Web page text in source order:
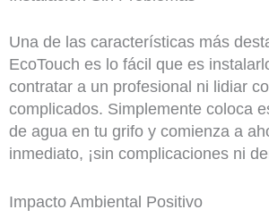
Una de las características más
EcoTouch es lo fácil que es
contratar a un profesional ni lidiar
complicados. Simplemente coloca
de agua en tu grifo y comienza a
inmediato, ¡sin complicaciones ni
Impacto Ambiental Positivo